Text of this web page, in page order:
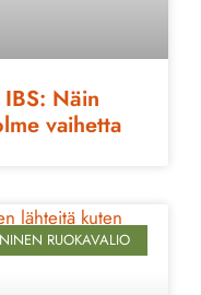
Näin
vaihetta
RUOKAVALIO